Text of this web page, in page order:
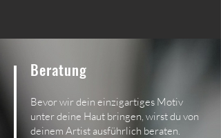
Beratung
Bevor wir dein einzigartiges Motiv
unter deine Haut bringen, wirst du von
deinem Artist ausführlich beraten.